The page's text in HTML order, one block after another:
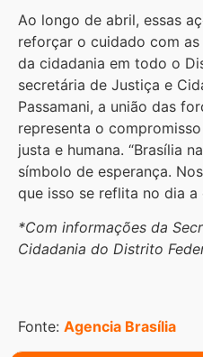
Ao longo de abril, essas
reforçar o cuidado com
da cidadania em todo o
secretária de Justiça e
Passamani, a união das
representa o
justa e humana. “Brasília
símbolo de esperança.
que isso se reflita no dia a
*Com informações da
Cidadania do Distrito
Fonte: Agencia Brasília